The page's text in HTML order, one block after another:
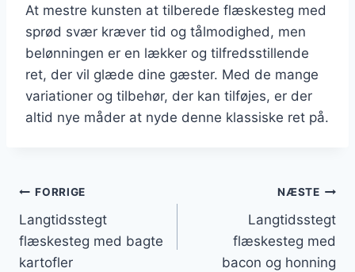
At mestre kunsten at tilberede flæskesteg med
sprød svær kræver tid og tålmodighed, men
belønningen er en lækker og tilfredsstillende
ret, der vil glæde dine gæster. Med de mange
variationer og tilbehør, der kan tilføjes, er der
altid nye måder at nyde denne klassiske ret på.
Indlægsnavigation
FORRIGE
Langtidsstegt
flæskesteg med bagte
kartofler
NÆSTE
Langtidsstegt
flæskesteg med
bacon og honning